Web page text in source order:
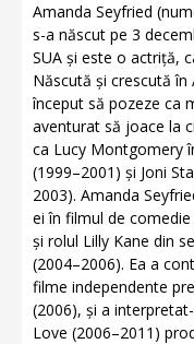
Amanda Seyfried
s-a născut pe 3
SUA și este o actriță,
Născută și crescută în
început să pozeze ca
aventurat să joace la
ca Lucy Montgomery
(1999–2001) și Joni
2003). Amanda
ei în filmul de
și rolul Lilly Kane din
(2004–2006). Ea a
filme independente
(2006), și a
Love (2006–2011)